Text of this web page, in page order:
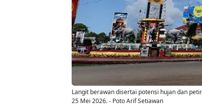
Langit berawan disertai potensi hujan dan
25 Mei 2026. - Poto Arif Setiawan